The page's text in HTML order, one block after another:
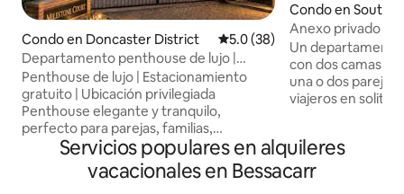
Condo en Doncaster District Calificación promedio: 5.0 de
5.0 (38)
Departamento penthouse de lujo |
Estacionamiento seguro
Penthouse de lujo | Estacionamiento
gratuito | Ubicación privilegiada
Penthouse elegante y tranquilo,
perfecto para parejas, familias,
profesionales y estancias cortas. ⭐
Calificación de 5,0 en limpieza,
comodidad y ubicación ✔
Condo en South
Anexo privado y
Estacionamiento
Un
con dos camas
una o dos
viajeros en
relajadas y tranquilas. Con dos
matrimoniales y
de cuatro
Servicios populares en alquileres
vacacionales en Bessacarr